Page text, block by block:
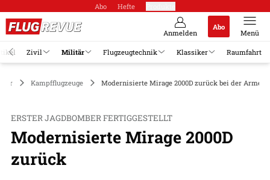
Abo Hefte
Anmelden
Abo
Menü
Zivil Militär Flugzeugtechnik Klassiker Raumfahrt
Kampfflugzeuge Modernisierte Mirage 2000D zurück bei der Armée
ERSTER JAGDBOMBER FERTIGGESTELLT
Modernisierte Mirage 2000D
zurück